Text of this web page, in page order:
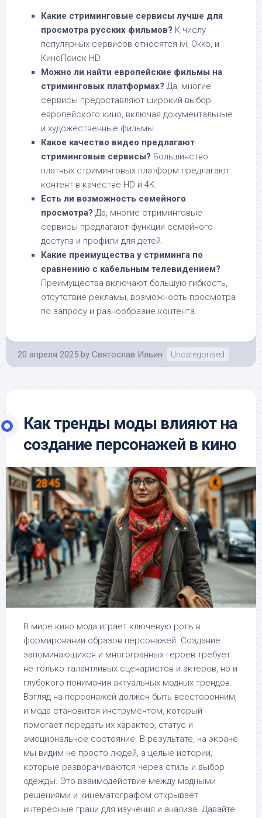
Какие стриминговые сервисы лучше для
просмотра русских фильмов? К числу
популярных сервисов относятся ivi, Okko, и
КиноПоиск HD.
Можно ли найти европейские фильмы на
стриминговых платформах? Да, многие
сервисы предоставляют широкий выбор
европейского кино, включая документальные
и художественные фильмы.
Какое качество видео предлагают
стриминговые сервисы? Большинство
платных стриминговых платформ предлагают
контент в качестве HD и 4K.
Есть ли возможность семейного
просмотра? Да, многие стриминговые
сервисы предлагают функции семейного
доступа и профили для детей.
Какие преимущества у стриминга по
сравнению с кабельным телевидением?
Преимущества включают большую гибкость,
отсутствие рекламы, возможность просмотра
по запросу и разнообразие контента.
20 апреля 2025 by Святослав Ильин Uncategorised
Как тренды моды влияют на
создание персонажей в кино
В мире кино мода играет ключевую роль в
формировании образов персонажей. Создание
запоминающихся и многогранных героев требует
не только талантливых сценаристов и актеров, но и
глубокого понимания актуальных модных трендов.
Взгляд на персонажей должен быть всесторонним,
и мода становится инструментом, который
помогает передать их характер, статус и
эмоциональное состояние. В результате, на экране
мы видим не просто людей, а целые истории,
которые разворачиваются через стиль и выбор
одежды. Это взаимодействие между модными
решениями и кинематографом открывает
интересные грани для изучения и анализа. Давайте